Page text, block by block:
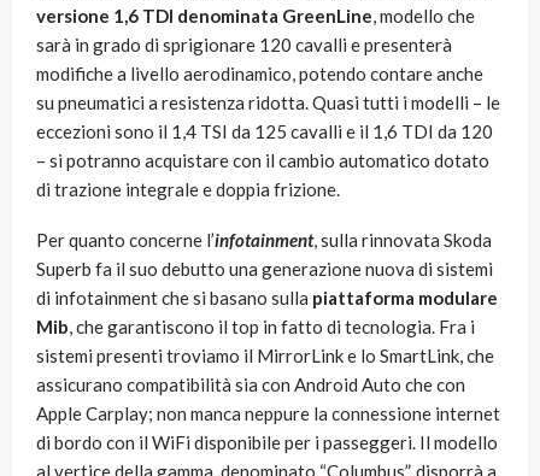
versione 1,6 TDI denominata GreenLine, modello che
sarà in grado di sprigionare 120 cavalli e presenterà
modifiche a livello aerodinamico, potendo contare anche
su pneumatici a resistenza ridotta. Quasi tutti i modelli – le
eccezioni sono il 1,4 TSI da 125 cavalli e il 1,6 TDI da 120
– si potranno acquistare con il cambio automatico dotato
di trazione integrale e doppia frizione.
Per quanto concerne l’infotainment, sulla rinnovata Skoda
Superb fa il suo debutto una generazione nuova di sistemi
di infotainment che si basano sulla piattaforma modulare
Mib, che garantiscono il top in fatto di tecnologia. Fra i
sistemi presenti troviamo il MirrorLink e lo SmartLink, che
assicurano compatibilità sia con Android Auto che con
Apple Carplay; non manca neppure la connessione internet
di bordo con il WiFi disponibile per i passeggeri. Il modello